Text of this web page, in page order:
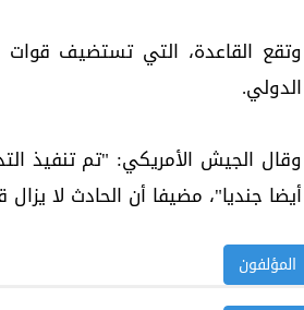
وتقع القاعدة، التي تستضيف قوات
الدولي.
وقال الجيش الأمريكي: "تم تنفيذ
أيضا جنديا"، مضيفا أن الحادث لا
المؤلفون